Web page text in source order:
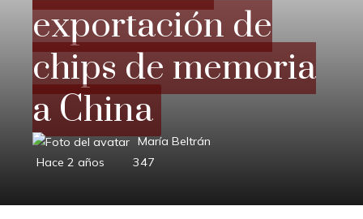
exportación de
chips de memoria
a China
María Beltrán
Hace 2 años
347